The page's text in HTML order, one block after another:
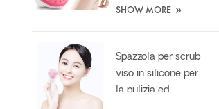
Guanto Rilassante
SHOW MORE »
Spazzola per scrub
viso in silicone per
la pulizia ed